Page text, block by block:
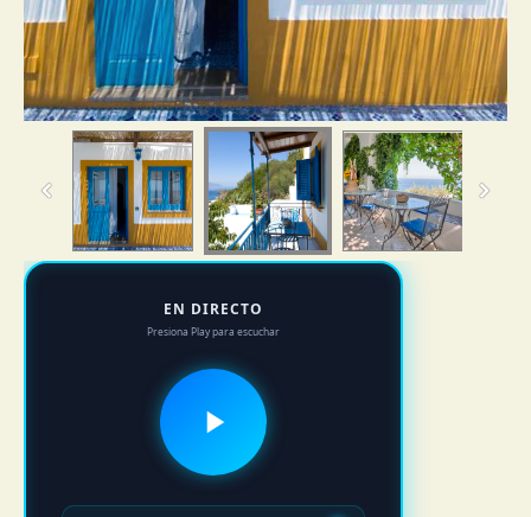
EN DIRECTO
Presiona Play para escuchar